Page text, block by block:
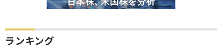
ランキング